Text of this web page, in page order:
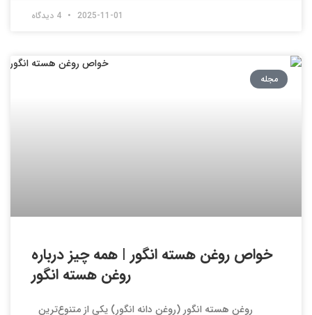
2025-11-01
مجله
خواص روغن هسته انگور | همه چیز درباره
روغن هسته انگور
روغن هسته انگور (روغن دانه انگور) یکی از متنوع‌ترین